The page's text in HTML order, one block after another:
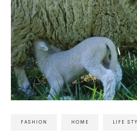
FASHION HOME LIFE